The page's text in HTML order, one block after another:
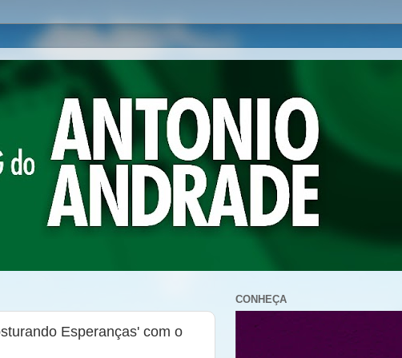
Esperanças' com o
CONHEÇA